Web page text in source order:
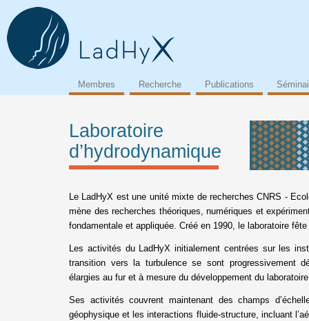
Membres Recherche Publications
Laboratoire
d’hydrodynamique
Le LadHyX est une unité mixte de recherches CNRS -
mène des recherches théoriques, numériques et
fondamentale et appliquée. Créé en 1990, le laboratoire
Les activités du LadHyX initialement centrées sur les
transition vers la turbulence se sont progressivement
élargies au fur et à mesure du développement du
Ses activités couvrent maintenant des champs
géophysique et les interactions fluide-structure, incluant